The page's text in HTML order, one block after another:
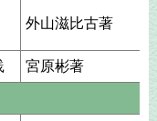
外山滋比古著
宮原彬著